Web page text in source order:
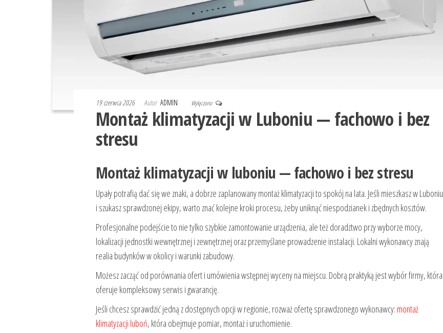
19 czerwca 2026 Autor ADMIN Wyłączono
Montaż klimatyzacji w Luboniu — fachowo i bez
stresu
Montaż klimatyzacji w luboniu — fachowo i bez stresu
Upały potrafią dać się we znaki, a dobrze zaplanowany montaż klimatyzacji to spokój na lata. Jeśli mieszkasz w Luboniu
i szukasz sprawdzonej ekipy, warto znać kolejne kroki procesu, żeby uniknąć niespodzianek i zbędnych kosztów.
Profesjonalne podejście to nie tylko szybkie zamontowanie urządzenia, ale też doradztwo przy wyborze mocy,
lokalizacji jednostki wewnętrznej i zewnętrznej oraz przemyślane prowadzenie instalacji. Lokalni wykonawcy znają
realia budynków w okolicy i warunki zabudowy.
Możesz zacząć od porównania ofert i umówienia wstępnej wyceny na miejscu. Dobrą praktyką jest wybór firmy, która
oferuje kompleksowy serwis i gwarancję.
Jeśli chcesz sprawdzić jedną z dostępnych opcji w regionie, rozważ ofertę sprawdzonego wykonawcy: montaż
klimatyzacji luboń, która obejmuje pomiar, montaż i uruchomienie.